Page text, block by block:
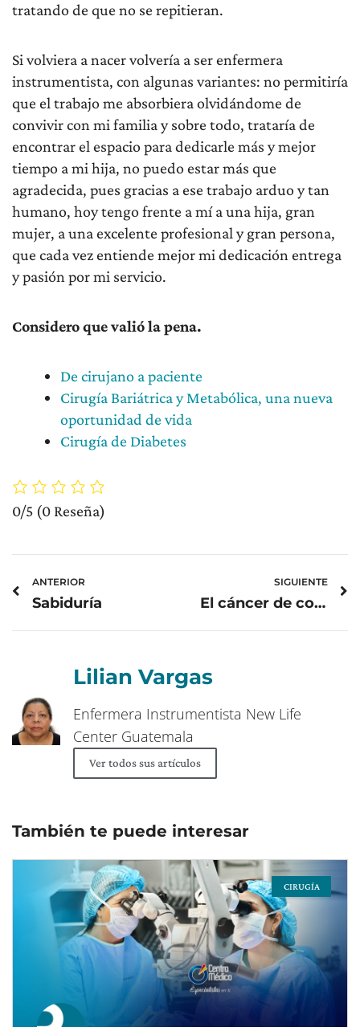
tratando de que no se repitieran.
Si volviera a nacer volvería a ser enfermera
instrumentista, con algunas variantes: no permitiría
que el trabajo me absorbiera olvidándome de
convivir con mi familia y sobre todo, trataría de
encontrar el espacio para dedicarle más y mejor
tiempo a mi hija, no puedo estar más que
agradecida, pues gracias a ese trabajo arduo y tan
humano, hoy tengo frente a mí a una hija, gran
mujer, a una excelente profesional y gran persona,
que cada vez entiende mejor mi dedicación entrega
y pasión por mi servicio.
Considero que valió la pena.
De cirujano a paciente
Cirugía Bariátrica y Metabólica, una nueva
oportunidad de vida
Cirugía de Diabetes
0/5 (0 Reseña)
ANTERIOR
Sabiduría
SIGUIENTE
El cáncer de colon en su familia, podría ser hereditario
Lilian Vargas
Enfermera Instrumentista New Life
Center Guatemala
Ver todos sus artículos
También te puede interesar
CIRUGÍA
PagePagePagePagePage